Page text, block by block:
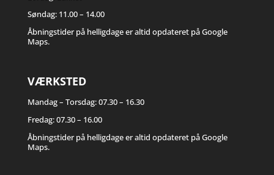
Søndag: 11.00 – 14.00
Åbningstider på helligdage er altid opdateret på Google
Maps.
VÆRKSTED
Mandag – Torsdag: 07.30 – 16.30
Fredag: 07.30 – 16.00
Åbningstider på helligdage er altid opdateret på Google
Maps.